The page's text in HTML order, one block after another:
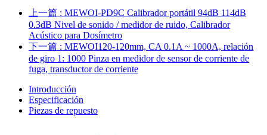
上一篇 : MEWOI-PD9C Calibrador portátil 94dB 114dB
0.3dB Nivel de sonido / medidor de ruido, Calibrador
Acústico para Dosímetro
下一篇 : MEWOI120-120mm, CA 0.1A ~ 1000A, relación
de giro 1: 1000 Pinza en medidor de sensor de corriente de
fuga, transductor de corriente
Introducción
Especificación
Piezas de repuesto